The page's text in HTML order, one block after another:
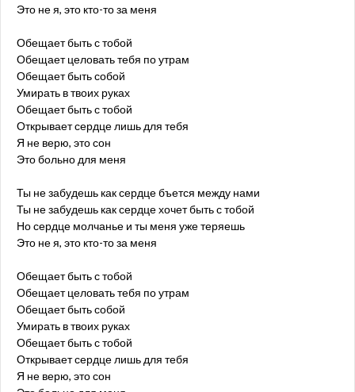
Это не я, это кто-то за меня
Обещает быть с тобой
Обещает целовать тебя по утрам
Обещает быть собой
Умирать в твоих руках
Обещает быть с тобой
Открывает сердце лишь для тебя
Я не верю, это сон
Это больно для меня
Ты не забудешь как сердце бъется между нами
Ты не забудешь как сердце хочет быть с тобой
Но сердце молчанье и ты меня уже теряешь
Это не я, это кто-то за меня
Обещает быть с тобой
Обещает целовать тебя по утрам
Обещает быть собой
Умирать в твоих руках
Обещает быть с тобой
Открывает сердце лишь для тебя
Я не верю, это сон